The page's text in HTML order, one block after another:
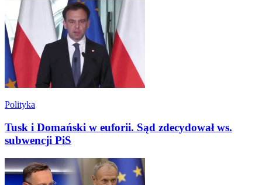
Polityka
Tusk i Domański w euforii. Sąd zdecydował ws.
subwencji PiS